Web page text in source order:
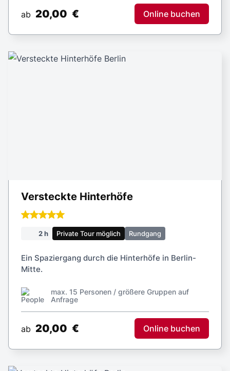
ab 20,00 € Online buchen
Versteckte Hinterhöfe
2 h Private Tour möglich Rundgang
Ein Spaziergang durch die Hinterhöfe in Berlin-
Mitte.
max. 15 Personen / größere Gruppen auf
Anfrage
ab 20,00 € Online buchen